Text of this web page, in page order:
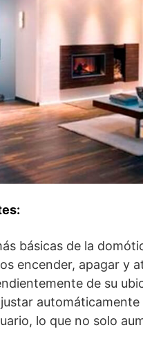
básicas de la
encender, apagar y
de su
lo que no solo